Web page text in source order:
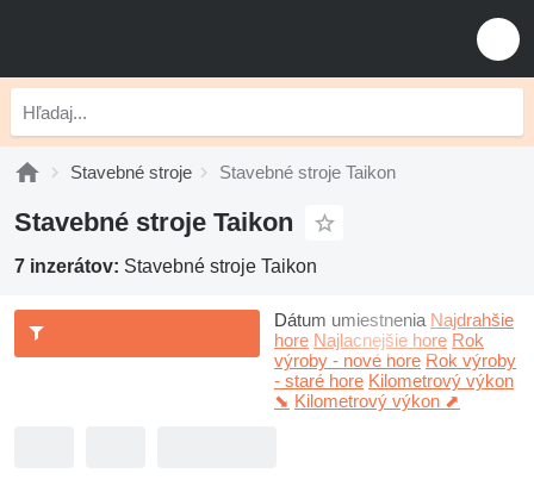
Stavebné stroje Stavebné stroje Taikon
Stavebné stroje Taikon
7 inzerátov: Stavebné stroje Taikon
Dátum umiestnenia Najdrahšie
hore Najlacnejšie hore Rok
výroby - nové hore Rok výroby
- staré hore Kilometrový výkon
⬊ Kilometrový výkon ⬈